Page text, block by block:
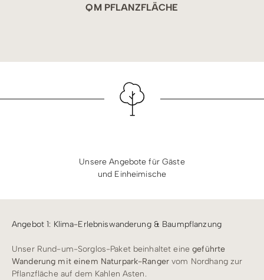
QM PFLANZFLÄCHE
Unsere Angebote für Gäste
und Einheimische
Angebot 1: Klima-Erlebniswanderung & Baumpflanzung
Unser Rund-um-Sorglos-Paket beinhaltet einegeführte
Wanderung mit einem Naturpark-Ranger vom Nordhang zur
Pflanzfläche auf dem Kahlen Asten.